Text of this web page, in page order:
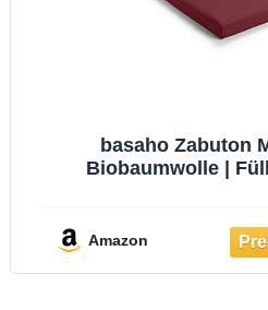
basaho Zabuton
Biobaumwolle |
Amazon